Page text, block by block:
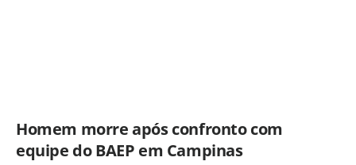
Homem morre após confronto com
equipe do BAEP em Campinas